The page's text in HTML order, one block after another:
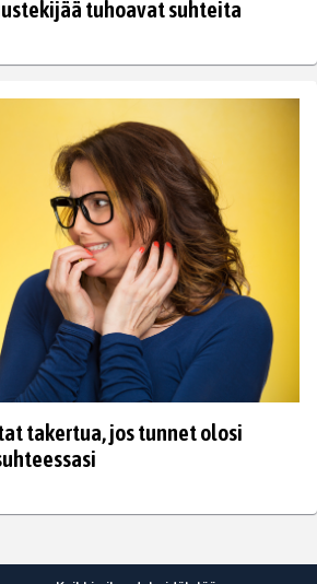
tuhoavat suhteita
takertua, jos tunnet olosi